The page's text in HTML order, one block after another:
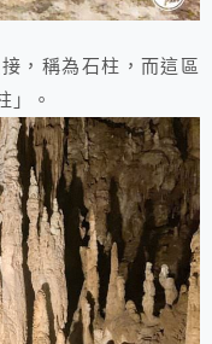
，稱為石柱，而這區
」。